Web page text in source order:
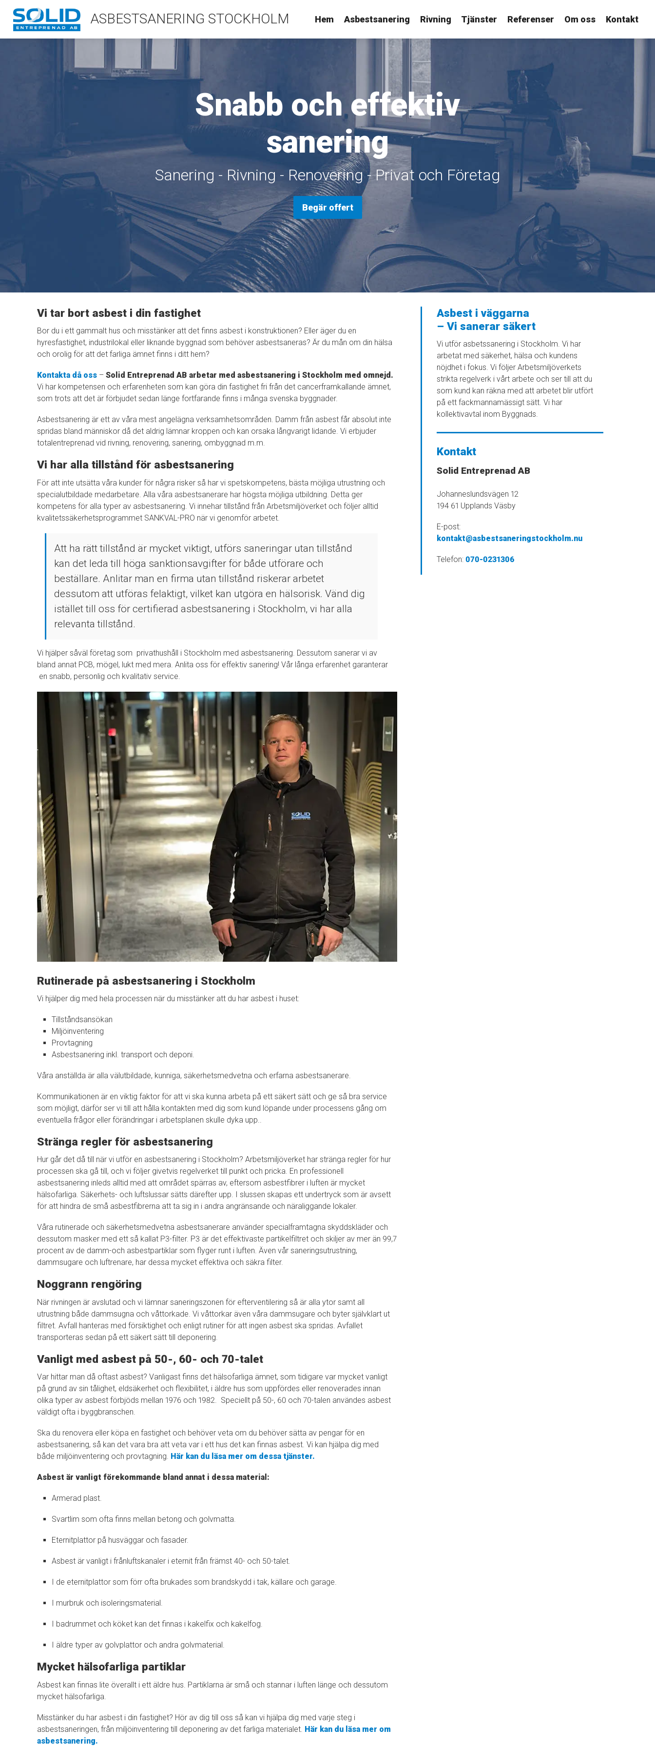
Hem Asbestsanering Rivning Tjänster Referenser Om oss Kontakt
ASBESTSANERING STOCKHOLM
Snabb och effektiv
sanering
Sanering - Rivning - Renovering - Privat och Företag
Begär offert
Vi tar bort asbest i din fastighet
Bor du i ett gammalt hus och misstänker att det finns asbest i konstruktionen? Eller äger du en
hyresfastighet, industrilokal eller liknande byggnad som behöver asbestsaneras? Är du mån om din hälsa
och orolig för att det farliga ämnet finns i ditt hem?
Kontakta då oss –Solid Entreprenad AB arbetar med asbestsanering i Stockholm med omnejd.
Vi har kompetensen och erfarenheten som kan göra din fastighet fri från det cancerframkallande ämnet,
som trots att det är förbjudet sedan länge fortfarande finns i många svenska byggnader.
Asbestsanering är ett av våra mest angelägna verksamhetsområden. Damm från asbest får absolut inte
spridas bland människor då det aldrig lämnar kroppen och kan orsaka långvarigt lidande. Vi erbjuder
totalentreprenad vid rivning, renovering, sanering, ombyggnad m.m.
Vi har alla tillstånd för asbestsanering
För att inte utsätta våra kunder för några risker så har vi spetskompetens, bästa möjliga utrustning och
specialutbildade medarbetare. Alla våra asbestsanerare har högsta möjliga utbildning. Detta ger
kompetens för alla typer av asbestsanering. Vi innehar tillstånd från Arbetsmiljöverket och följer alltid
kvalitetssäkerhetsprogrammet SANKVAL-PRO när vi genomför arbetet.
Att ha rätt tillstånd är mycket viktigt, utförs saneringar utan tillstånd
kan det leda till höga sanktionsavgifter för både utförare och
beställare. Anlitar man en firma utan tillstånd riskerar arbetet
dessutom att utföras felaktigt, vilket kan utgöra en hälsorisk. Vänd dig
istället till oss för certifierad asbestsanering i Stockholm, vi har alla
relevanta tillstånd.
Vi hjälper såväl företag som privathushåll i Stockholm med asbestsanering. Dessutom sanerar vi av
bland annat PCB, mögel, lukt med mera. Anlita oss för effektiv sanering! Vår långa erfarenhet garanterar
en snabb, personlig och kvalitativ service.
Rutinerade på asbestsanering i Stockholm
Vi hjälper dig med hela processen när du misstänker att du har asbest i huset:
Tillståndsansökan
Miljöinventering
Provtagning
Asbestsanering inkl. transport och deponi.
Våra anställda är alla välutbildade, kunniga, säkerhetsmedvetna och erfarna asbestsanerare.
Kommunikationen är en viktig faktor för att vi ska kunna arbeta på ett säkert sätt och ge så bra service
som möjligt, därför ser vi till att hålla kontakten med dig som kund löpande under processens gång om
eventuella frågor eller förändringar i arbetsplanen skulle dyka upp..
Stränga regler för asbestsanering
Hur går det då till när vi utför en asbestsanering i Stockholm? Arbetsmiljöverket har stränga regler för hur
processen ska gå till, och vi följer givetvis regelverket till punkt och pricka. En professionell
asbestsanering inleds alltid med att området spärras av, eftersom asbestfibrer i luften är mycket
hälsofarliga. Säkerhets- och luftslussar sätts därefter upp. I slussen skapas ett undertryck som är avsett
för att hindra de små asbestfibrerna att ta sig in i andra angränsande och näraliggande lokaler.
Våra rutinerade och säkerhetsmedvetna asbestsanerare använder specialframtagna skyddskläder och
dessutom masker med ett så kallat P3-filter. P3 är det effektivaste partikelfiltret och skiljer av mer än 99,7
procent av de damm-och asbestpartiklar som flyger runt i luften. Även vår saneringsutrustning,
dammsugare och luftrenare, har dessa mycket effektiva och säkra filter.
Noggrann rengöring
När rivningen är avslutad och vi lämnar saneringszonen för efterventilering så är alla ytor samt all
utrustning både dammsugna och våttorkade. Vi våttorkar även våra dammsugare och byter självklart ut
filtret. Avfall hanteras med försiktighet och enligt rutiner för att ingen asbest ska spridas. Avfallet
transporteras sedan på ett säkert sätt till deponering.
Vanligt med asbest på 50-, 60- och 70-talet
Var hittar man då oftast asbest? Vanligast finns det hälsofarliga ämnet, som tidigare var mycket vanligt
på grund av sin tålighet, eldsäkerhet och flexibilitet, i äldre hus som uppfördes eller renoverades innan
olika typer av asbest förbjöds mellan 1976 och 1982. Speciellt på 50-, 60 och 70-talen användes asbest
väldigt ofta i byggbranschen.
Ska du renovera eller köpa en fastighet och behöver veta om du behöver sätta av pengar för en
asbestsanering, så kan det vara bra att veta var i ett hus det kan finnas asbest. Vi kan hjälpa dig med
både miljöinventering och provtagning. Här kan du läsa mer om dessa tjänster.
Asbest är vanligt förekommande bland annat i dessa material:
Armerad plast.
Svartlim som ofta finns mellan betong och golvmatta.
Eternitplattor på husväggar och fasader.
Asbest är vanligt i frånluftskanaler i eternit från främst 40- och 50-talet.
I de eternitplattor som förr ofta brukades som brandskydd i tak, källare och garage.
I murbruk och isoleringsmaterial.
I badrummet och köket kan det finnas i kakelfix och kakelfog.
I äldre typer av golvplattor och andra golvmaterial.
Mycket hälsofarliga partiklar
Asbest kan finnas lite överallt i ett äldre hus. Partiklarna är små och stannar i luften länge och dessutom
mycket hälsofarliga.
Misstänker du har asbest i din fastighet? Hör av dig till oss så kan vi hjälpa dig med varje steg i
asbestsaneringen, från miljöinventering till deponering av det farliga materialet. Här kan du läsa mer om
asbestsanering.
Asbest i väggarna
– Vi sanerar säkert
Vi utför asbetssanering i Stockholm. Vi har
arbetat med säkerhet, hälsa och kundens
nöjdhet i fokus. Vi följer Arbetsmiljöverkets
strikta regelverk i vårt arbete och ser till att du
som kund kan räkna med att arbetet blir utfört
på ett fackmannamässigt sätt. Vi har
kollektivavtal inom Byggnads.
Kontakt
Solid Entreprenad AB
Johanneslundsvägen 12
194 61 Upplands Väsby
E-post:
kontakt@asbestsaneringstockholm.nu
Telefon: 070-0231306